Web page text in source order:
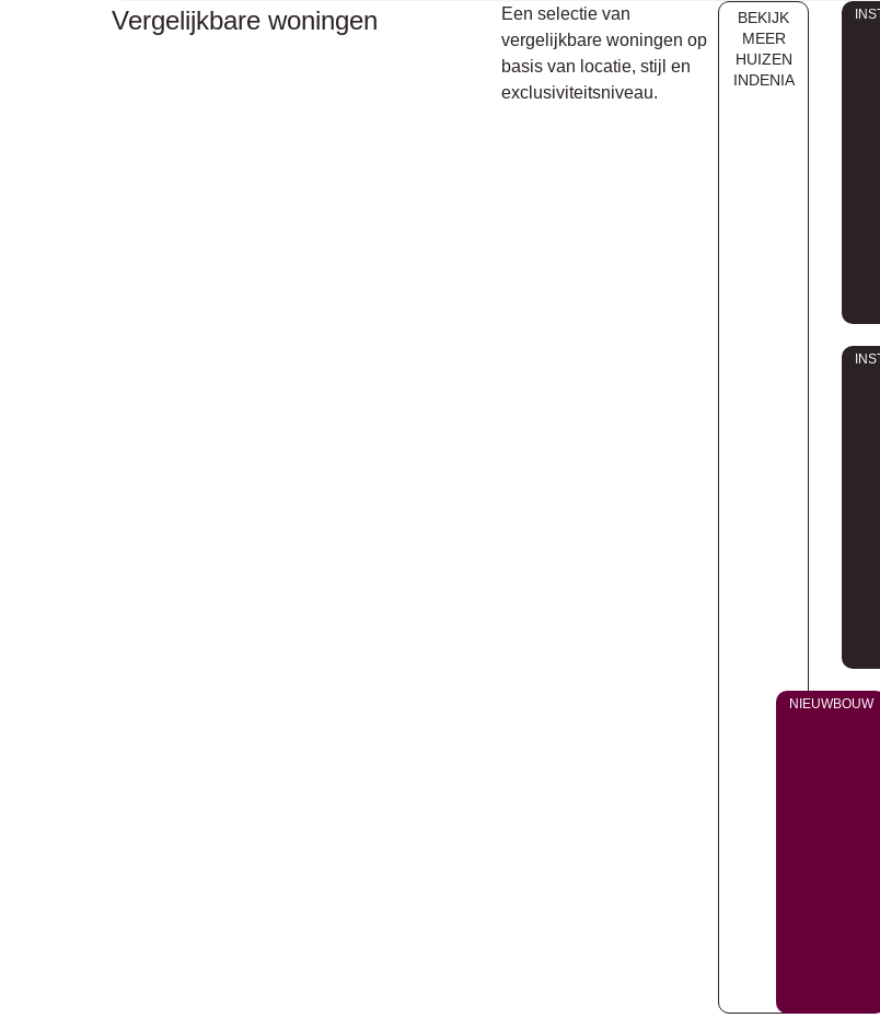
Vergelijkbare woningen
Een selectie van
vergelijkbare woningen op
basis van locatie, stijl en
exclusiviteitsniveau.
BEKIJK
MEER
HUIZEN
INDENIA
NIEUWBOUW